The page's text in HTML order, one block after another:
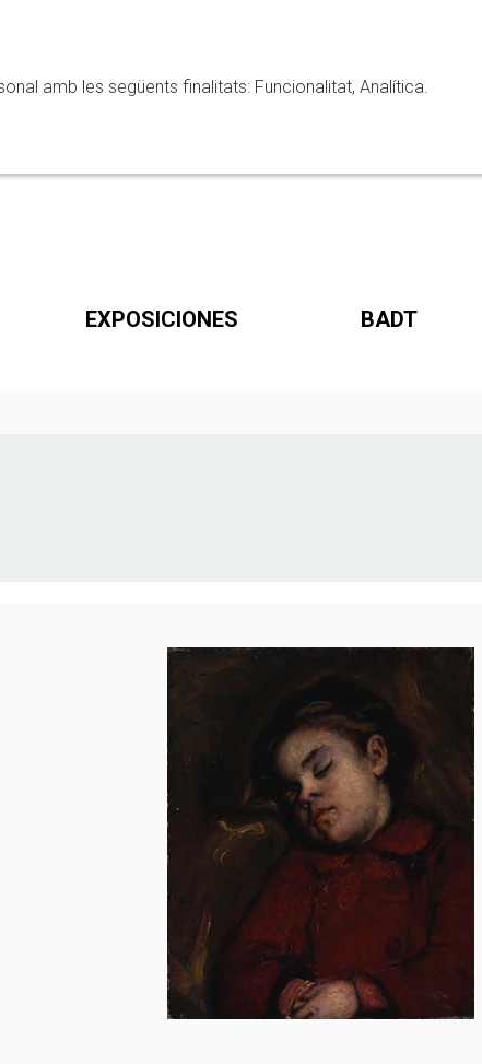
EXPOSICIONES BADT
amb les següents finalitats: Funcionalitat, Analítica.